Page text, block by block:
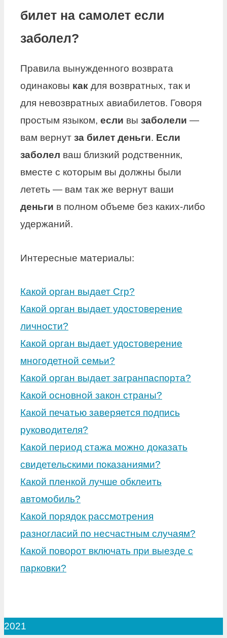
билет на самолет если
заболел?
Правила вынужденного возврата
одинаковы как для возвратных, так и
для невозвратных авиабилетов. Говоря
простым языком, если вы заболели —
вам вернут за билет деньги. Если
заболел ваш близкий родственник,
вместе с которым вы должны были
лететь — вам так же вернут ваши
деньги в полном объеме без каких-либо
удержаний.
Интересные материалы:
Какой орган выдает Сгр?
Какой орган выдает удостоверение
личности?
Какой орган выдает удостоверение
многодетной семьи?
Какой орган выдает загранпаспорта?
Какой основной закон страны?
Какой печатью заверяется подпись
руководителя?
Какой период стажа можно доказать
свидетельскими показаниями?
Какой пленкой лучше обклеить
автомобиль?
Какой порядок рассмотрения
разногласий по несчастным случаям?
Какой поворот включать при выезде с
парковки?
2021